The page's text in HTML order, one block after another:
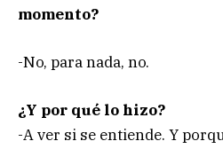
momento?
-No, para nada, no.
¿Y por qué lo hizo?
-A ver si se entiende. Y